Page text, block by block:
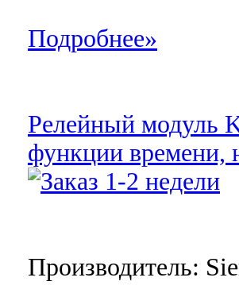
Подробнее»
Релейный модуль
функции времени,
Производитель: